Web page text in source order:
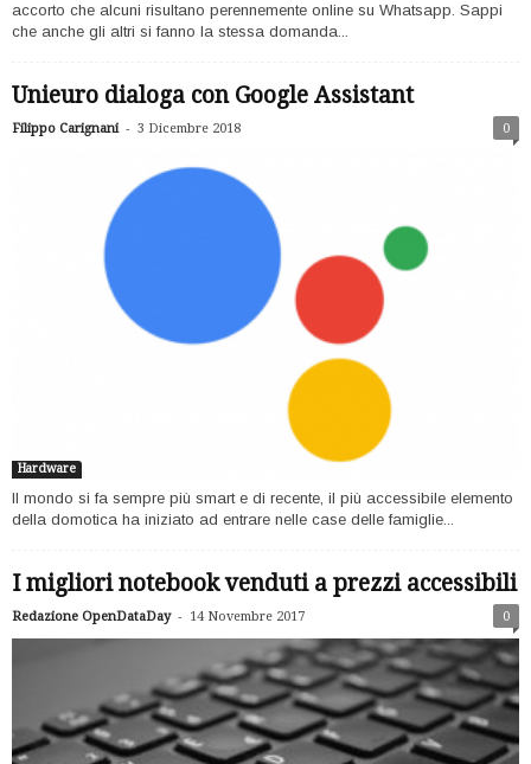
accorto che alcuni risultano perennemente online su Whatsapp. Sappi
che anche gli altri si fanno la stessa domanda...
Unieuro dialoga con Google Assistant
Filippo Carignani - 3 Dicembre 2018 0
Hardware
Il mondo si fa sempre più smart e di recente, il più accessibile elemento
della domotica ha iniziato ad entrare nelle case delle famiglie...
I migliori notebook venduti a prezzi accessibili
Redazione OpenDataDay - 14 Novembre 2017 0